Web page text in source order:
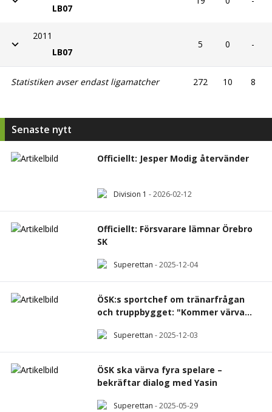
LB07
2011
LB07
5 0 -
Statistiken avser endast ligamatcher 272 10 8
Senaste nytt
Officiellt: Jesper Modig återvänder
Division 1 -2026-02-12
Officiellt: Försvarare lämnar Örebro
SK
Superettan -2025-12-04
ÖSK:s sportchef om tränarfrågan
och truppbygget: "Kommer värva
Superettan -2025-12-03
ÖSK ska värva fyra spelare –
bekräftar dialog med Yasin
Superettan -2025-05-29